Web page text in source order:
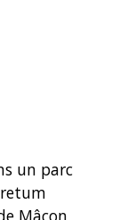
un parc
Mâcon